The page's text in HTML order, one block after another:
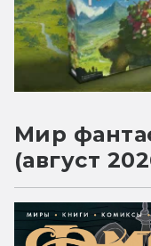
Мир
(август